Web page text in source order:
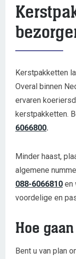
Kerstpakketten
Overal binnen
ervaren
kerstpakketten.
6066800.
Minder haast,
algemene
088-6066810 en
voordelige en
Hoe
Bent u van plan